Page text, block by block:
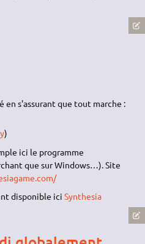
s'assurant que tout marche :
)
ici le programme
que sur Windows…). Site
disponible iciSynthesia